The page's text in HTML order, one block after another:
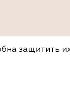
защитить